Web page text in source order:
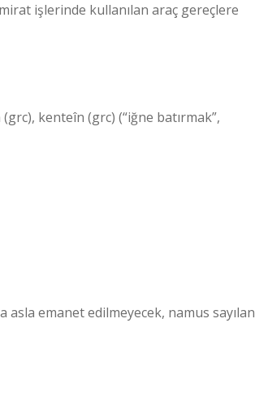
işlerinde kullanılan araç gereçlere
kenteîn (grc) (“iğne batırmak”,
emanet edilmeyecek, namus sayılan